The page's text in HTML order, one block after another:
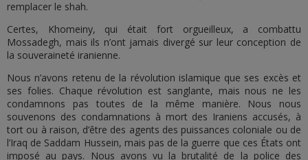
remplacer le shah.
Certes, Khomeiny, qui était fort orgueilleux, a combattu
Mossadegh, mais ils n’ont jamais divergé sur leur conception de
la souveraineté iranienne.
Nous n’avons retenu de la révolution islamique que ses excès et
ses folies. Chaque révolution est sanglante, mais nous ne les
condamnons pas toutes de la même manière. Nous nous
souvenons des condamnations à mort des Iraniens accusés, à
tort ou à raison, d’être des agents des puissances coloniale ou de
l’Iraq de Saddam Hussein, mais pas de la guerre que ces États ont
imposé au pays. Nous avons vu la brutalité de la police des